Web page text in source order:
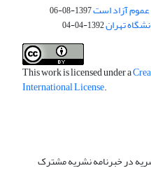
آزاد است1397-08-06
تهران1392-04-04
This work is licensed under a
International License.
در خبرنامه نشریه مشترک